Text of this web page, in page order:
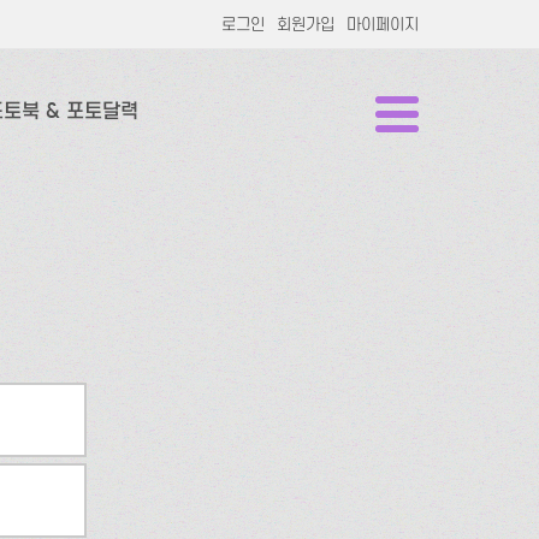
로그인 회원가입 마이페이지
북 & 포토달력